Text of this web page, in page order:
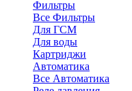
Фильтры
Все Фильтры
Для ГСМ
Для воды
Картриджи
Автоматика
Все Автоматика